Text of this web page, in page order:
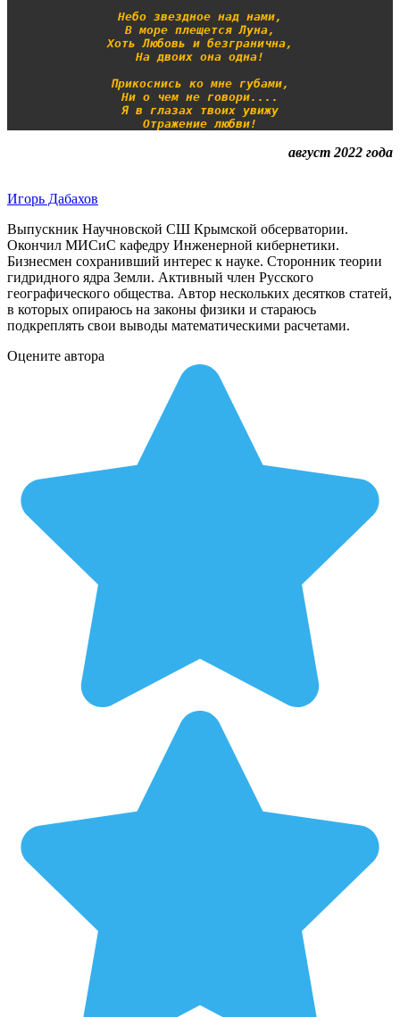
Небо звездное над нами,
В море плещется Луна,
Хоть Любовь и безгранична,
На двоих она одна!
Прикоснись ко мне губами,
Ни о чем не говори....
Я в глазах твоих увижу
Отражение любви!
август 2022 года
Игорь Дабахов
Выпускник Научновской СШ Крымской обсерватории.
Окончил МИСиС кафедру Инженерной кибернетики.
Бизнесмен сохранивший интерес к науке. Сторонник теории
гидридного ядра Земли. Активный член Русского
географического общества. Автор нескольких десятков статей,
в которых опираюсь на законы физики и стараюсь
подкреплять свои выводы математическими расчетами.
Оцените автора